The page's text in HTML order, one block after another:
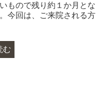
もので残り約１か月とな
今回は、ご来院される方
む